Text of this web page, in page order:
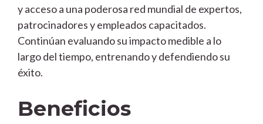
y acceso a una poderosa red mundial de expertos,
patrocinadores y empleados capacitados.
Continúan evaluando su impacto medible a lo
largo del tiempo, entrenando y defendiendo su
éxito.
Beneficios